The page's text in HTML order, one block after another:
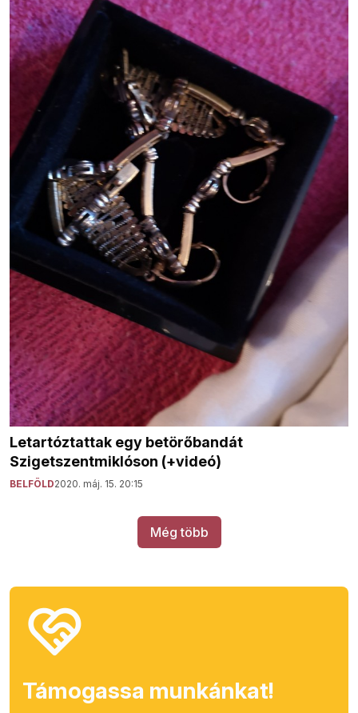
Letartóztattak egy betörőbandát
Szigetszentmiklóson (+videó)
BELFÖLD2020. máj. 15. 20:15
Még több
Támogassa munkánkat!